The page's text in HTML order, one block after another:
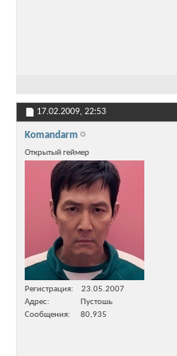
17.02.2009, 22:53
Komandarm
Открытый геймер
Регистрация
23.05.2007
Адрес
Пустошь
Сообщения
80,935